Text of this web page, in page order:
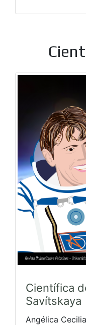
Científica
Savítskaya
Angélica